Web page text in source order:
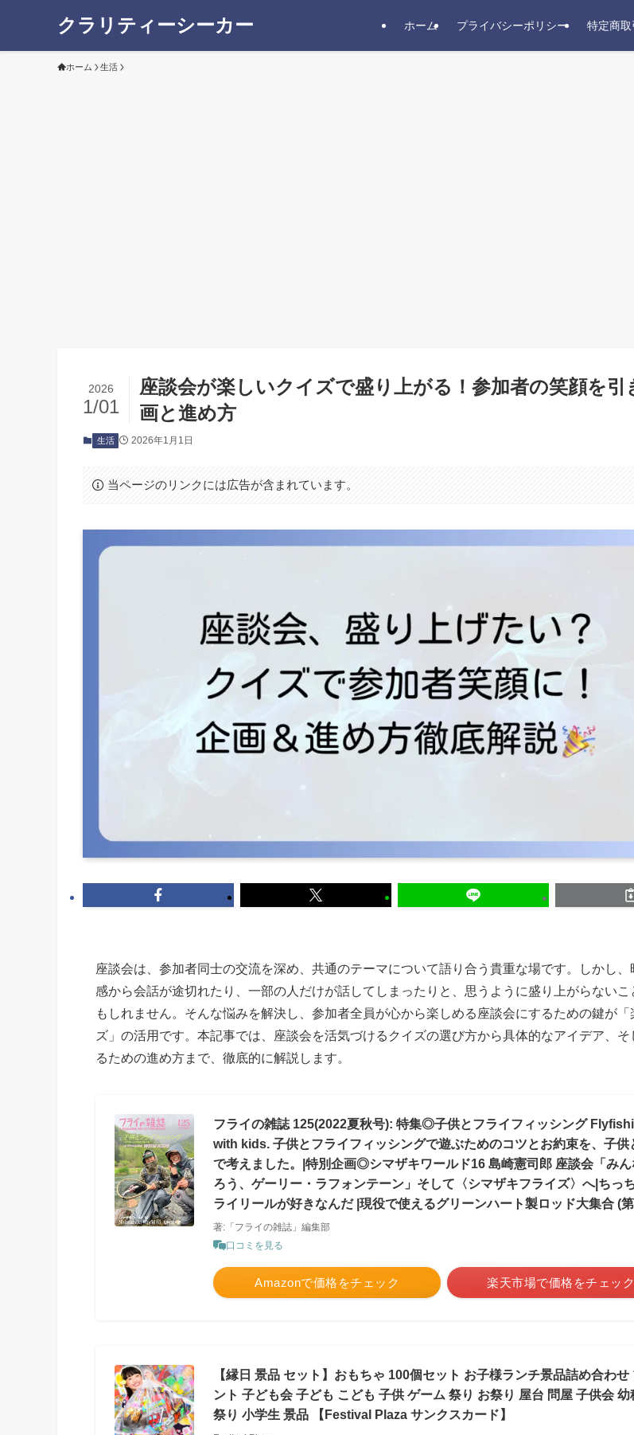
クラリティーシーカー ホーム プライバシーポリシー 特定商
ホーム 生活
座談会が楽しいクイズで盛り上がる！参加者の笑顔を引
画と進め方
2026
1/01
生活 2026年1月1日
当ページのリンクには広告が含まれています。
座談会は、参加者同士の交流を深め、共通のテーマについて語り合う貴重な場です。しかし、
感から会話が途切れたり、一部の人だけが話してしまったりと、思うように盛り上がらないこ
もしれません。そんな悩みを解決し、参加者全員が心から楽しめる座談会にするための鍵が「
ズ」の活用です。本記事では、座談会を活気づけるクイズの選び方から具体的なアイデア、そ
るための進め方まで、徹底的に解説します。
フライの雑誌 125(2022夏秋号): 特集◎子供とフライフィッシング
with kids. 子供とフライフィッシングで遊ぶためのコツとお約束を、子供
で考えました。|特別企画◎シマザキワールド16 島崎憲司郎 座談会「み
ろう、ゲーリー・ラフォンテーン」そして〈シマザキフライズ〉へ|ちっ
ライリールが好きなんだ |現役で使えるグリーンハート製ロッド大集合 (
著:「フライの雑誌」編集部
口コミを見る
Amazonで価格をチェック 楽天市場で価格をチェック
【縁日 景品 セット】おもちゃ 100個セット お子様ランチ景品詰め合わせ
ント 子ども会 子ども こども 子供 ゲーム 祭り お祭り 屋台 問屋 子供会 幼
祭り 小学生 景品 【Festival Plaza サンクスカード】